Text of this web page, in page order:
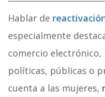
Hablar de
especialmente
comercio
políticas, públicas o
cuenta a las mujeres,